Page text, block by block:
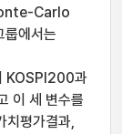
Carlo
에서는
KOSPI200과
이 세 변수를
치평가결과,